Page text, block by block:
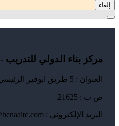
إلغاء
مركز بناء الدولي للتدريب - BenaaITC
العنوان : 5 طريق ابوقير الرئيسي – طوسون – الاسكندرية
ص ب : 21625
البريد الإلكتروني : info@benaaitc.com